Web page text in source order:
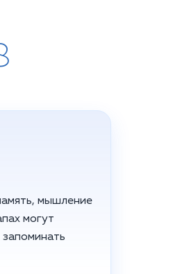
мышление
могут